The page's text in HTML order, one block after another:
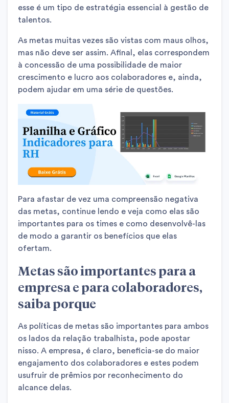
esse é um tipo de estratégia essencial à gestão de
talentos.
As metas muitas vezes são vistas com maus olhos,
mas não deve ser assim. Afinal, elas correspondem
à concessão de uma possibilidade de maior
crescimento e lucro aos colaboradores e, ainda,
podem ajudar em uma série de questões.
Para afastar de vez uma compreensão negativa
das metas, continue lendo e veja como elas são
importantes para os times e como desenvolvê-las
de modo a garantir os benefícios que elas
ofertam.
Metas são importantes para a
empresa e para colaboradores,
saiba porque
As políticas de metas são importantes para ambos
os lados da relação trabalhista, pode apostar
nisso. A empresa, é claro, beneficia-se do maior
engajamento dos colaboradores e estes podem
usufruir de prêmios por reconhecimento do
alcance delas.